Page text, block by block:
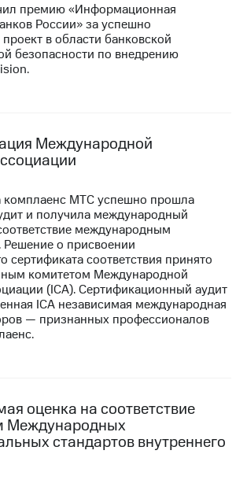
2023
премию «Информационная
России» за успешно
в области банковской
безопасности по внедрению
Международной
комплаенс МТС успешно прошла
и получила международный
международным
Решение о присвоении
сертификата соответствия принято
комитетом Международной
(ICA). Сертификационный аудит
ICA независимая международная
— признанных профессионалов
оценка на соответствие
Международных
стандартов внутреннего